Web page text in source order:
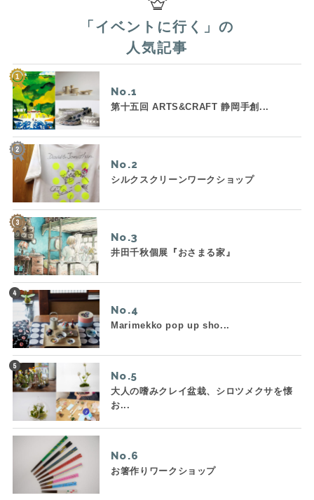
「 イベントに行く
」の
人気記事
No.
第十五回 ARTS&CRAFT 静岡手創...
No.
シルクスクリーンワークショップ
No.
井田千秋個展『おさまる家』
No.
Marimekko pop up sho...
No.
大人の嗜みクレイ盆栽、シロツメクサを懐
お...
No.
お箸作りワークショップ